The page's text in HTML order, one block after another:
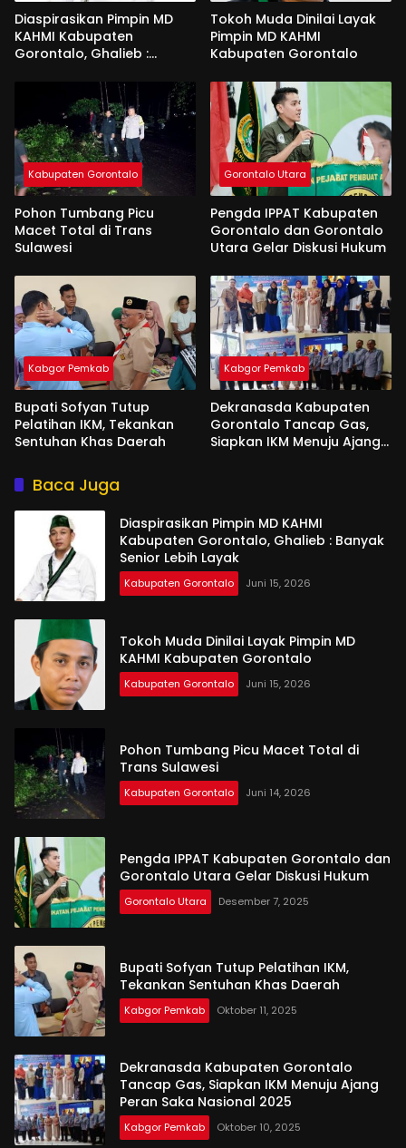
Diaspirasikan Pimpin MD
KAHMI Kabupaten
Gorontalo, Ghalieb :
Tokoh Muda Dinilai Layak
Pimpin MD KAHMI
Kabupaten Gorontalo
Kabupaten Gorontalo
Pohon Tumbang Picu
Macet Total di Trans
Sulawesi
Gorontalo Utara
Pengda IPPAT Kabupaten
Gorontalo dan Gorontalo
Utara Gelar Diskusi Hukum
Kabgor Pemkab
Bupati Sofyan Tutup
Pelatihan IKM, Tekankan
Sentuhan Khas Daerah
Kabgor Pemkab
Dekranasda Kabupaten
Gorontalo Tancap Gas,
Siapkan IKM Menuju Ajang
Baca Juga
Diaspirasikan Pimpin MD KAHMI
Kabupaten Gorontalo, Ghalieb : Banyak
Senior Lebih Layak
Kabupaten Gorontalo Juni 15, 2026
Tokoh Muda Dinilai Layak Pimpin MD
KAHMI Kabupaten Gorontalo
Kabupaten Gorontalo Juni 15, 2026
Pohon Tumbang Picu Macet Total di
Trans Sulawesi
Kabupaten Gorontalo Juni 14, 2026
Pengda IPPAT Kabupaten Gorontalo dan
Gorontalo Utara Gelar Diskusi Hukum
Gorontalo Utara Desember 7, 2025
Bupati Sofyan Tutup Pelatihan IKM,
Tekankan Sentuhan Khas Daerah
Kabgor Pemkab Oktober 11, 2025
Dekranasda Kabupaten Gorontalo
Tancap Gas, Siapkan IKM Menuju Ajang
Peran Saka Nasional 2025
Kabgor Pemkab Oktober 10, 2025